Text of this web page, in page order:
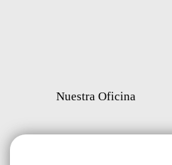
Nuestra Oficina